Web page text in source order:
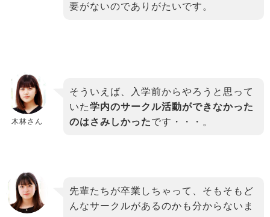
要がないのでありがたいです。
木林さん
そういえば、入学前からやろうと思って
いた学内のサークル活動ができなかった
のはさみしかったです・・・。
binary
comment
先輩たちが卒業しちゃって、そもそもど
んなサークルがあるのかも分からないま